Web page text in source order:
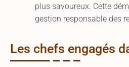
plus savoureux. Cette
gestion responsable des
Les chefs engagés